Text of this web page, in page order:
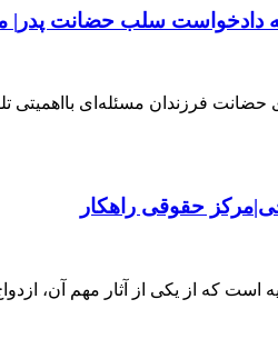
دادخواست سلب حضانت پدر|
حضانت فرزندان مسئله‌ای
حقوقی راهکار
که از یکی از آثار مهم آن،